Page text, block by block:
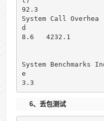
92.3
System Call Overhea
d
8.6   4232.1
System Benchmarks
e
3.3
6、丢包测试